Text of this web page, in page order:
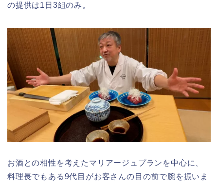
の提供は1日3組のみ。
お酒との相性を考えたマリアージュプランを中心に、
料理長でもある9代目がお客さんの目の前で腕を振いま